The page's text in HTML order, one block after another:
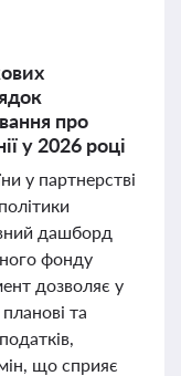
про
у 2026 році
у партнерстві
дашборд
фонду
дозволяє у
та
що сприяє